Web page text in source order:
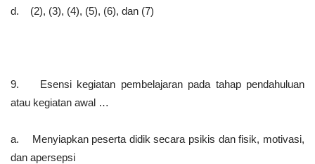
d. (2), (3), (4), (5), (6), dan (7)
9. Esensi kegiatan pembelajaran pada tahap pendahuluan
atau kegiatan awal …
a. Menyiapkan peserta didik secara psikis dan fisik, motivasi,
dan apersepsi